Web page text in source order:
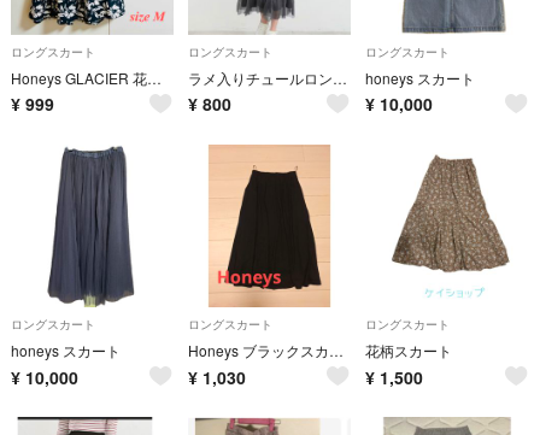
ロングスカート
Honeys GLACIER 花柄フレアスカート ネイビー
¥ 999
ロングスカート
ラメ入りチュールロングスカート
¥ 800
ロングスカート
honeys スカート
¥ 10,000
ロングスカート
honeys スカート
¥ 10,000
ロングスカート
Honeys ブラックスカート
¥ 1,030
ロングスカート
花柄スカート
¥ 1,500